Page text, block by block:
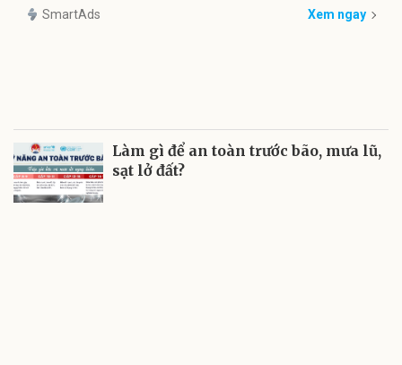
SmartAds Xem ngay
Làm gì để an toàn trước bão, mưa lũ,
sạt lở đất?